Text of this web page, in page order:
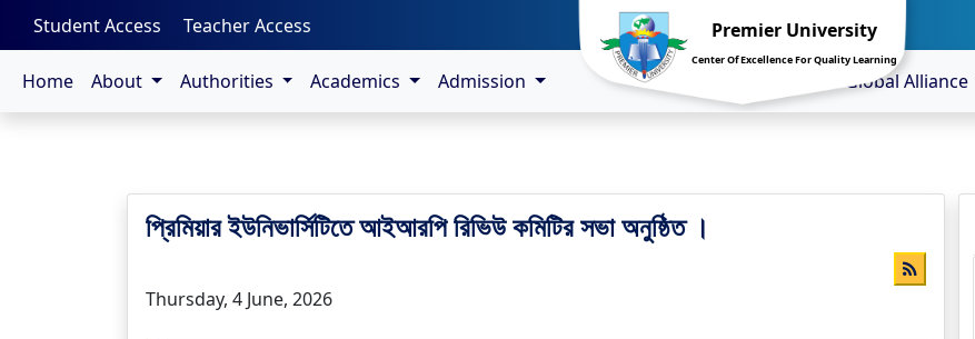
Premier University
Center Of Excellence For Quality Learning
Student Access Teacher Access
Home About Authorities Academics Admission Global Alliance
-->
প্রিমিয়ার ইউনিভার্সিটিতে আইআরপি রিভিউ কমিটির সভা অনুষ্ঠিত ।
Thursday, 4 June, 2026